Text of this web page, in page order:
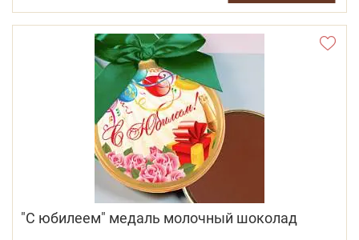
"С юбилеем" медаль молочный шоколад